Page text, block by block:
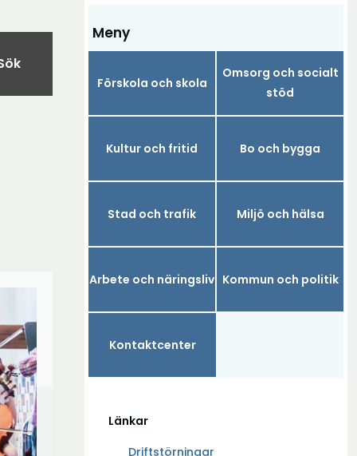
Meny
Förskola och skola
Omsorg och socialt
stöd
Kultur och fritid Bo och bygga
Stad och trafik Miljö och hälsa
Arbete och näringsliv Kommun och politik
Kontaktcenter
Länkar
Driftstörningar